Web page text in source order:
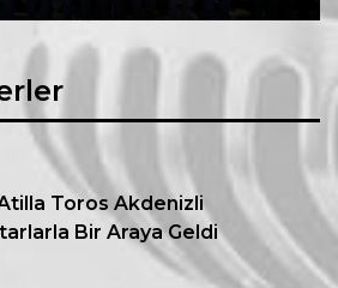
Toros Akdenizli
Bir Araya Geldi